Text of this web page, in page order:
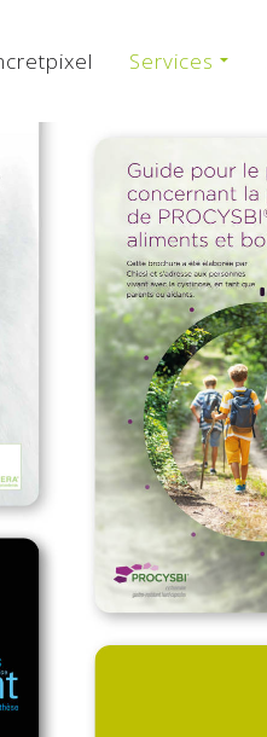
Services